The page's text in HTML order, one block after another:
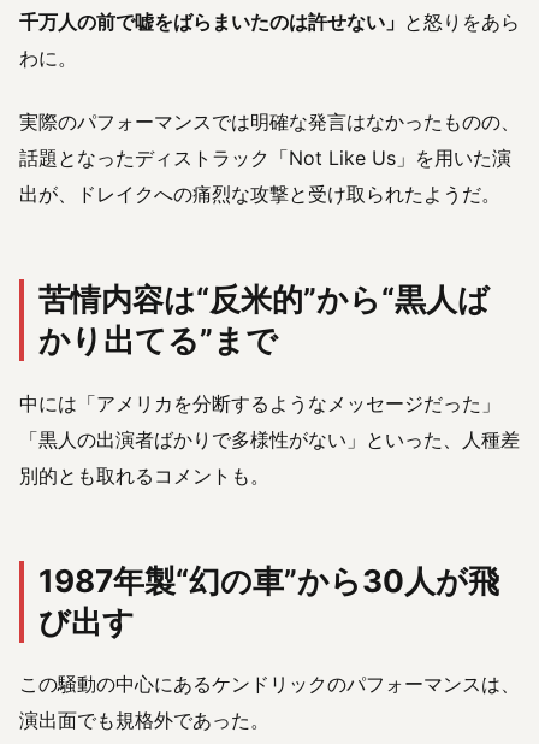
千万人の前で嘘をばらまいたのは許せない」 と怒りをあら
わに。
実際のパフォーマンスでは明確な発言はなかったものの、
話題となったディストラック「Not Like Us」を用いた演
出が、ドレイクへの痛烈な攻撃と受け取られたようだ。
苦情内容は“反米的”から“黒人ば
かり出てる”まで
中には「アメリカを分断するようなメッセージだった」
「黒人の出演者ばかりで多様性がない」といった、人種差
別的とも取れるコメントも。
1987年製“幻の車”から30人が飛
び出す
この騒動の中心にあるケンドリックのパフォーマンスは、
演出面でも規格外であった。